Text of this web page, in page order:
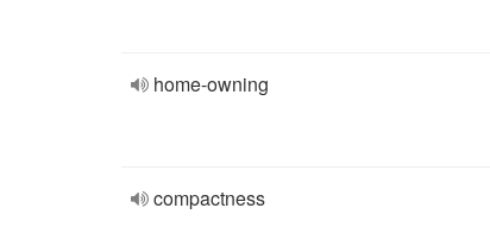
home-owning
compactness